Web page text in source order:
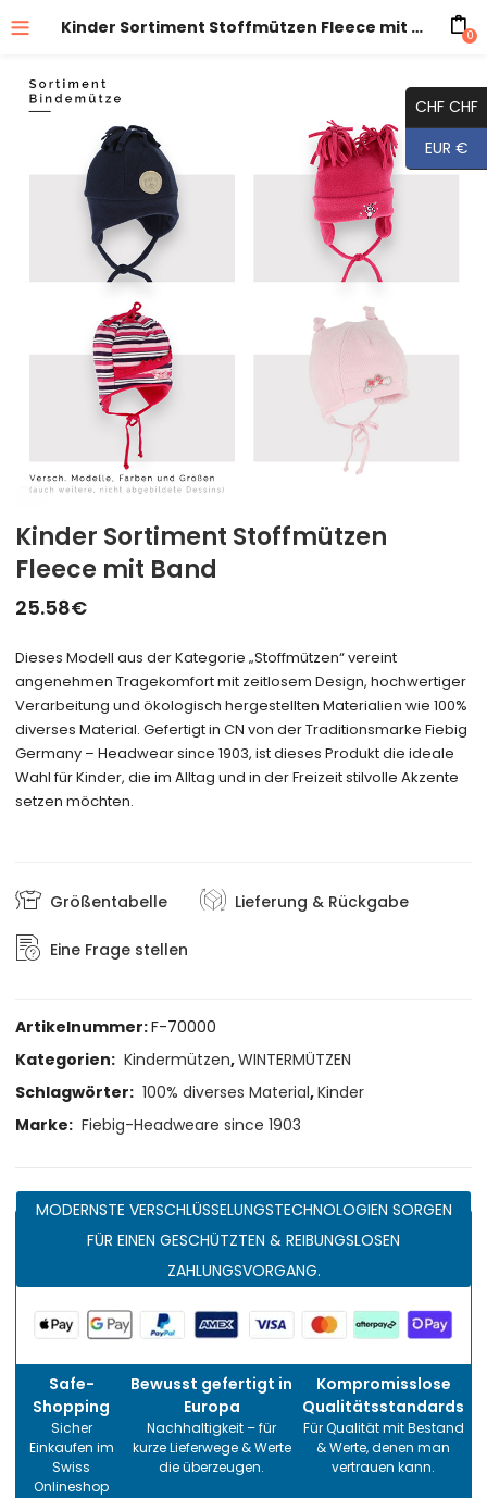
Kinder Sortiment Stoffmützen Fleece mit Band 0
Kinder Sortiment Stoffmützen
Fleece mit Band
25.58€
Dieses Modell aus der Kategorie „Stoffmützen“ vereint
angenehmen Tragekomfort mit zeitlosem Design, hochwertiger
Verarbeitung und ökologisch hergestellten Materialien wie 100%
diverses Material. Gefertigt in CN von der Traditionsmarke Fiebig
Germany – Headwear since 1903, ist dieses Produkt die ideale
Wahl für Kinder, die im Alltag und in der Freizeit stilvolle Akzente
setzen möchten.
Größentabelle Lieferung & Rückgabe
Eine Frage stellen
Artikelnummer:F-70000
Kategorien: Kindermützen,WINTERMÜTZEN
Schlagwörter: 100% diverses Material,Kinder
Marke: Fiebig-Headweare since 1903
MODERNSTE VERSCHLÜSSELUNGSTECHNOLOGIEN SORGEN
FÜR EINEN GESCHÜTZTEN & REIBUNGSLOSEN
ZAHLUNGSVORGANG.
Safe-
Shopping
Sicher
Einkaufen im
Swiss
Onlineshop
Bewusst gefertigt in
Europa
Nachhaltigkeit – für
kurze Lieferwege & Werte
die überzeugen.
Kompromisslose
Qualitätsstandards
Für Qualität mit Bestand
& Werte, denen man
vertrauen kann.
CHF CHF
EUR €